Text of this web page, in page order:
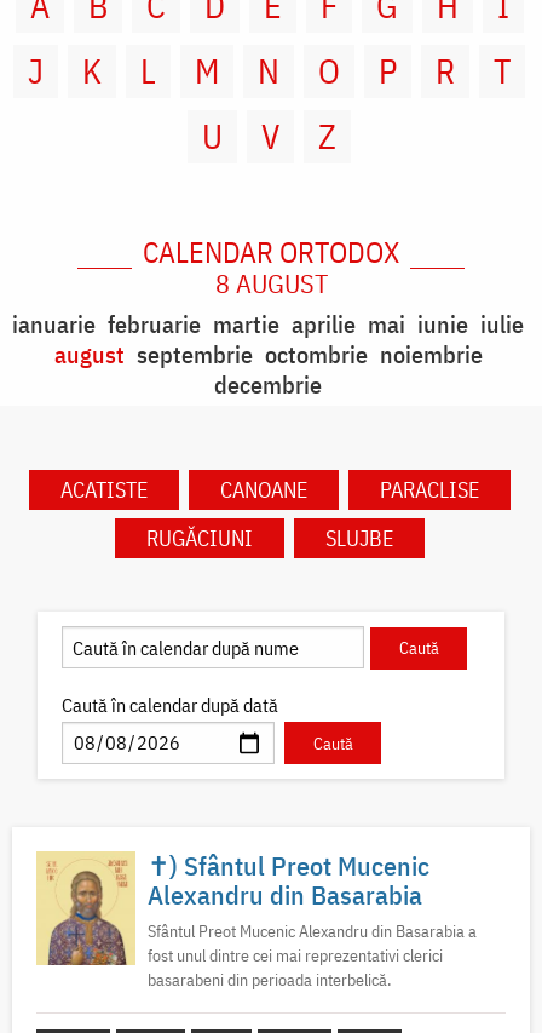
J
K L M N O P R
T
U
V Z
CALENDAR ORTODOX
8 AUGUST
ianuarie februarie martie aprilie mai iunie iulie
august septembrie octombrie noiembrie
decembrie
ACATISTE CANOANE
PARACLISE
RUGĂCIUNI
SLUJBE
Caută în calendar după dată
✝) Sfântul Preot Mucenic
Alexandru din Basarabia
Sfântul Preot Mucenic Alexandru din Basarabia a
fost unul dintre cei mai reprezentativi clerici
basarabeni din perioada interbelică.